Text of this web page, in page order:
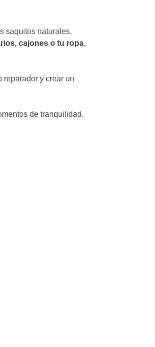
saquitos naturales,
cajones o tu ropa,
reparador y crear un
de tranquilidad.